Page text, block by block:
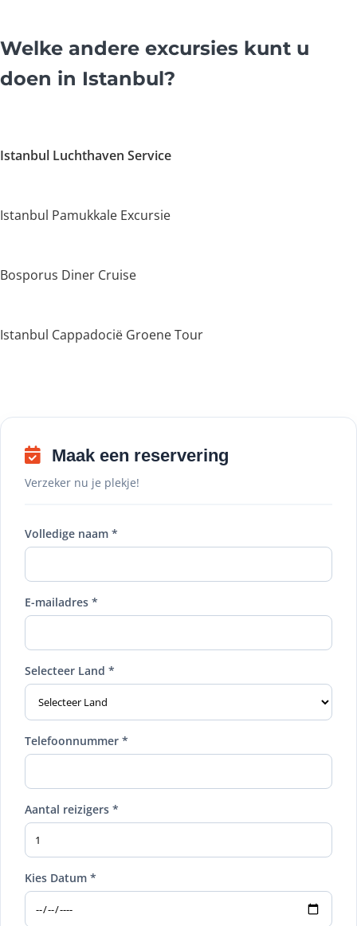
Welke andere excursies kunt u
doen in Istanbul?
Istanbul Luchthaven Service
Istanbul Pamukkale Excursie
Bosporus Diner Cruise
Istanbul Cappadocië Groene Tour
Maak een reservering
Verzeker nu je plekje!
Volledige naam *
E-mailadres *
Selecteer Land *
Telefoonnummer *
Aantal reizigers *
Kies Datum *